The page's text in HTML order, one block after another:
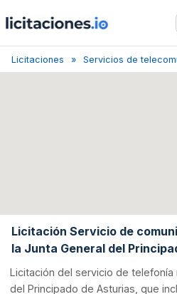
Licitaciones Servicios de
Licitación Servicio de
la Junta General del
Licitación del servicio de telefonía
del Principado de Asturias, que